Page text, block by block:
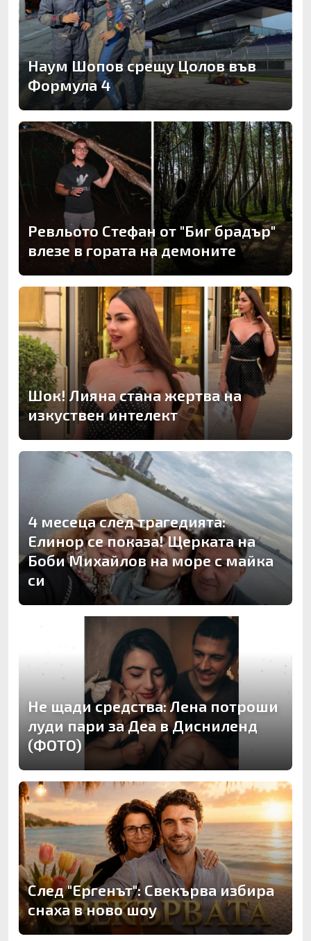
Наум Шопов срещу Цолов във
Формула 4
Ревльото Стефан от "Биг брадър"
влезе в гората на демоните
Шок! Лияна стана жертва на
изкуствен интелект
4 месеца след трагедията:
Елинор се показа! Щерката на
Боби Михайлов на море с майка
си
Не щади средства: Лена потроши
луди пари за Деа в Дисниленд
(ФОТО)
След "Ергенът": Свекърва избира
снаха в ново шоу